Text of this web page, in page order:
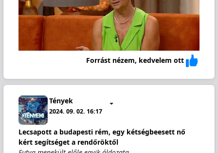
Forrást nézem, kedvelem ott
Tények
2024. 09. 02. 16:17
Lecsapott a budapesti rém, egy kétségbeesett nő
kért segítséget a rendőröktől